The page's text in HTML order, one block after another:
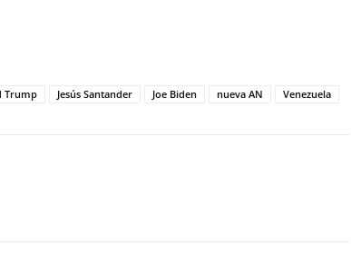
Trump Jesús Santander Joe Biden nueva AN Venezuela